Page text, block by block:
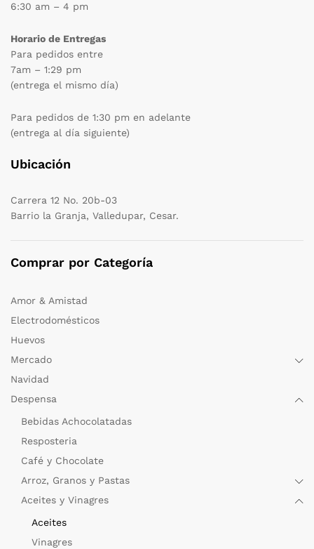
6:30 am – 4 pm
Horario de Entregas
Para pedidos entre
7am – 1:29 pm
(entrega el mismo día)
Para pedidos de 1:30 pm en adelante
(entrega al día siguiente)
Ubicación
Carrera 12 No. 20b-03
Barrio la Granja, Valledupar, Cesar.
Comprar por Categoría
Amor & Amistad
Electrodomésticos
Huevos
Mercado
Navidad
Despensa
Bebidas Achocolatadas
Resposteria
Café y Chocolate
Arroz, Granos y Pastas
Aceites y Vinagres
Aceites
Vinagres